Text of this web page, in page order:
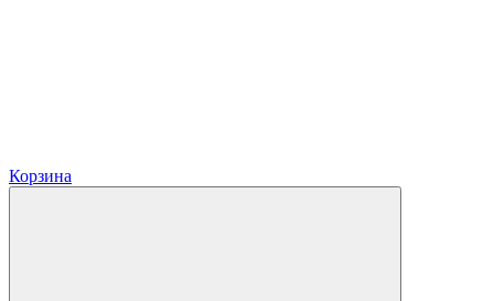
Корзина